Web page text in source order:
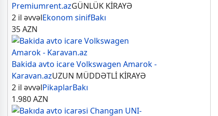
Premiumrent.azGÜNLÜK KİRAYƏ
2 il əvvəlEkonom sinifBakı
35AZN
Bakida avto icare Volkswagen Amarok -
Karavan.azUZUN MÜDDƏTLİ KİRAYƏ
2 il əvvəlPikaplarBakı
1.980AZN